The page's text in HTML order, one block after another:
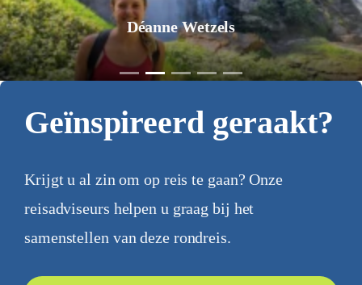
Déanne Wetzels
Geïnspireerd geraakt?
Krijgt u al zin om op reis te gaan? Onze
reisadviseurs helpen u graag bij het
samenstellen van deze rondreis.